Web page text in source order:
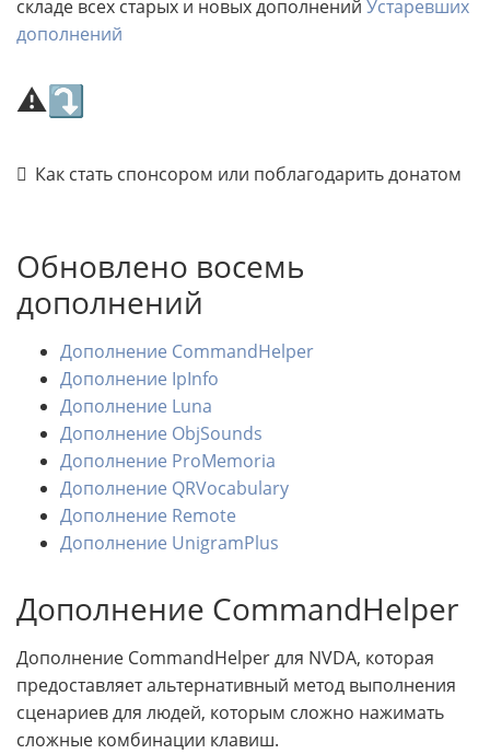
складе всех старых и новых дополнений Устаревших
дополнений
⚠⤵
Как стать спонсором или поблагодарить донатом
Обновлено восемь
дополнений
Дополнение CommandHelper
Дополнение IpInfo
Дополнение Luna
Дополнение ObjSounds
Дополнение ProMemoria
Дополнение QRVocabulary
Дополнение Remote
Дополнение UnigramPlus
Дополнение CommandHelper
Дополнение CommandHelper для NVDA, которая
предоставляет альтернативный метод выполнения
сценариев для людей, которым сложно нажимать
сложные комбинации клавиш.